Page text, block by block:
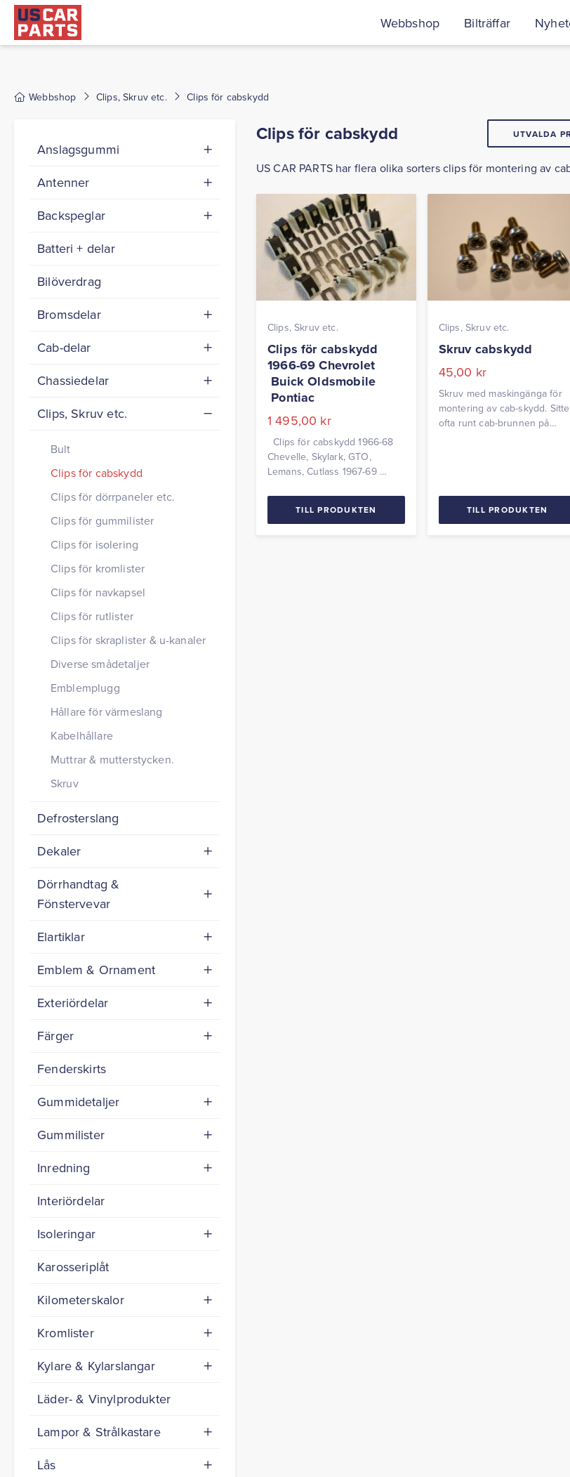
Webbshop Bilträffar
Webbshop Clips, Skruv etc. Clips för cabskydd
Anslagsgummi
Antenner
Backspeglar
Batteri + delar
Bilöverdrag
Bromsdelar
Cab-delar
Chassiedelar
Clips, Skruv etc.
Bult
Clips för cabskydd
Clips för dörrpaneler etc.
Clips för gummilister
Clips för isolering
Clips för kromlister
Clips för navkapsel
Clips för rutlister
Clips för skraplister & u-kanaler
Diverse smådetaljer
Emblemplugg
Hållare för värmeslang
Kabelhållare
Muttrar & mutterstycken.
Skruv
Defrosterslang
Dekaler
Dörrhandtag &
Fönstervevar
Elartiklar
Emblem & Ornament
Exteriördelar
Färger
Fenderskirts
Gummidetaljer
Gummilister
Inredning
Interiördelar
Isoleringar
Karosseriplåt
Kilometerskalor
Kromlister
Kylare & Kylarslangar
Läder- & Vinylprodukter
Lampor & Strålkastare
Lås
Clips för cabskydd UTVALDA
US CAR PARTS har flera olika sorters clips för montering av
Clips, Skruv etc.
Clips för cabskydd
1966-69 Chevrolet
Buick Oldsmobile
Pontiac
1 495,00 kr
Clips för cabskydd 1966-68
Chevelle, Skylark, GTO,
Lemans, Cutlass 1967-69
med 16 clips
TILL PRODUKTEN
Clips, Skruv etc.
Skruv cabskydd
45,00 kr
Skruv med maskingänga för
montering av cab-skydd.
ofta runt cab-brunnen på
10mm Pris per styck.
TILL PRODUKTEN